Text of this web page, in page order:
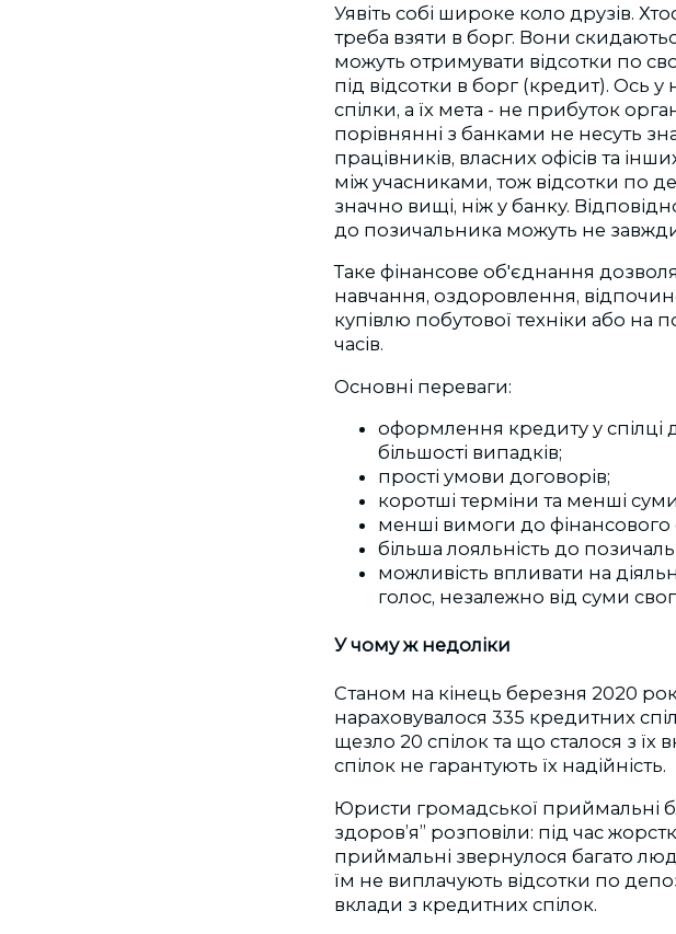
Уявіть собі широке коло друзів.
треба взяти в борг. Вони
можуть отримувати відсотки по
під відсотки в борг (кредит). Ось у
спілки, а їх мета - не прибуток
порівнянні з банками не несуть
працівників, власних офісів та
між учасниками, тож відсотки по
значно вищі, ніж у банку.
до позичальника можуть не завжди
Таке фінансове об'єднання
навчання, оздоровлення,
купівлю побутової техніки або
часів.
Основні переваги:
оформлення кредиту у спілці
більшості випадків;
прості умови договорів;
коротші терміни та менші
менші вимоги до фінансового
більша лояльність до
можливість впливати на
голос, незалежно від суми
У чому ж недоліки
Станом на кінець березня 2020
нараховувалося 335 кредитних
щезло 20 спілок та що сталося з
спілок не гарантують їх надійність.
Юристи громадської приймальні
здоров’я” розповіли: під час
приймальні звернулося багато
їм не виплачують відсотки по
вклади з кредитних спілок.